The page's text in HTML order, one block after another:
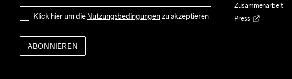
Klick hier um die Nutzungsbedingungen zu akzeptieren
ABONNIEREN
Zusammenarbeit
Press